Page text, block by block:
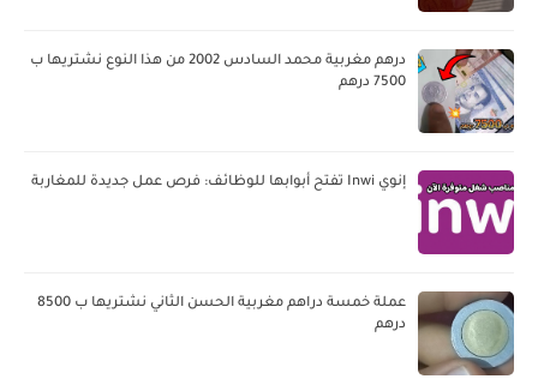
درهم مغربية محمد السادس 2002 من هذا النوع نشتريها ب
7500 درهم
إنوي Inwi تفتح أبوابها للوظائف: فرص عمل جديدة للمغاربة
عملة خمسة دراهم مغربية الحسن الثاني نشتريها ب 8500
درهم